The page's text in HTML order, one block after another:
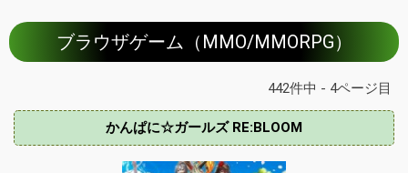
ブラウザゲーム（MMO/MMORPG）
442件中 - 4ページ目
かんぱに☆ガールズ RE:BLOOM